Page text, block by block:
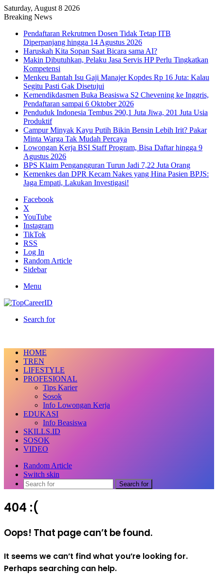
Saturday, August 8 2026
Breaking News
Pendaftaran Rekrutmen Dosen Tidak Tetap ITB
Diperpanjang hingga 14 Agustus 2026
Haruskah Kita Sopan Saat Bicara sama AI?
Makin Dibutuhkan, Pelaku Jasa Servis HP Perlu Tingkatkan
Kompetensi
Menkeu Bantah Isu Gaji Manajer Kopdes Rp 16 Juta: Kalau
Segitu Pasti Gak Disetujui
Kemendikdasmen Buka Beasiswa S2 Chevening ke Inggris,
Pendaftaran sampai 6 Oktober 2026
Penduduk Indonesia Tembus 290,1 Juta Jiwa, 201 Juta Usia
Produktif
Campur Minyak Kayu Putih Bikin Bensin Lebih Irit? Pakar
Minta Warga Tak Mudah Percaya
Lowongan Kerja BSI Staff Program, Bisa Daftar hingga 9
Agustus 2026
BPS Klaim Pengangguran Turun Jadi 7,22 Juta Orang
Kemenkes dan DPR Kecam Nakes yang Hina Pasien BPJS:
Jaga Empati, Lakukan Investigasi!
Facebook
X
YouTube
Instagram
TikTok
RSS
Log In
Random Article
Sidebar
Menu
Search for
HOME
TREN
LIFESTYLE
PROFESIONAL
Tips Karier
Sosok
Info Lowongan Kerja
EDUKASI
Info Beasiswa
SKILLS.ID
SOSOK
VIDEO
Random Article
Switch skin
Search for
404 :(
Oops! That page can’t be found.
It seems we can’t find what you’re looking for.
Perhaps searching can help.